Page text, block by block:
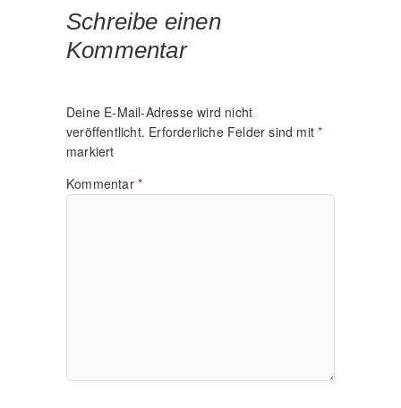
Schreibe einen
Kommentar
Deine E-Mail-Adresse wird nicht
veröffentlicht. Erforderliche Felder sind mit*
markiert
Kommentar *